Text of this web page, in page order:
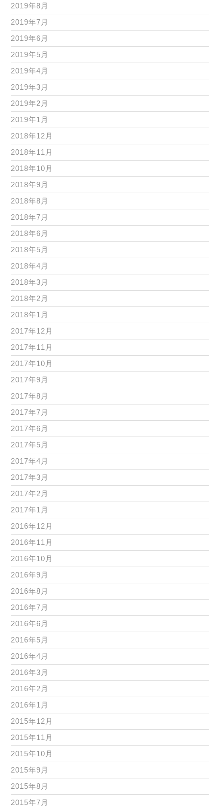
2019年8月
2019年7月
2019年6月
2019年5月
2019年4月
2019年3月
2019年2月
2019年1月
2018年12月
2018年11月
2018年10月
2018年9月
2018年8月
2018年7月
2018年6月
2018年5月
2018年4月
2018年3月
2018年2月
2018年1月
2017年12月
2017年11月
2017年10月
2017年9月
2017年8月
2017年7月
2017年6月
2017年5月
2017年4月
2017年3月
2017年2月
2017年1月
2016年12月
2016年11月
2016年10月
2016年9月
2016年8月
2016年7月
2016年6月
2016年5月
2016年4月
2016年3月
2016年2月
2016年1月
2015年12月
2015年11月
2015年10月
2015年9月
2015年8月
2015年7月